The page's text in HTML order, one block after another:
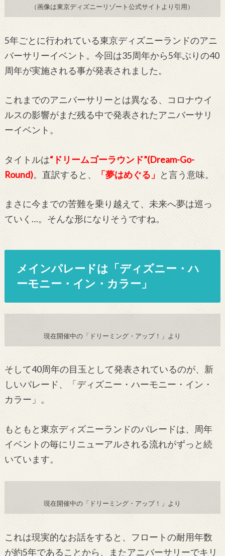
（画像は東京ディズニーリゾート公式サイトより引用）
5年ごとに行われている東京ディズニーランドのアニ
バーサリーイベント。今回は35周年から5年ぶりの40
周年が実施される事が発表されました。
これまでのアニバーサリーとは異なる、コロナウイ
ルスの影響がまだ残る中で発表されたアニバーサリ
ーイベント。
タイトルは“ドリームゴーラウンド”(Dream-Go-
Round)。直訳すると、 「夢はめぐる」 と言う意味。
まさに今までの苦難を乗り越えて、未来へ夢は巡っ
ていく…。そんな形になりそうですね。
メインパレードは「ディズニー・ハ
ーモニー・イン・カラー」
現在開催中の「ドリーミング・アップ！」より
そして40周年の目玉として発表されているのが、新
しいパレード、「ディズニー・ハーモニー・イン・
カラー」。
もともと東京ディズニーランドのパレードは、周年
イベントの毎にリニューアルされる流れがずっと続
いています。
現在開催中の「ドリーミング・アップ！」より
これは現実的なお話をすると、フロートの耐用年数
が約5年であることから、またアニバーサリーでキリ